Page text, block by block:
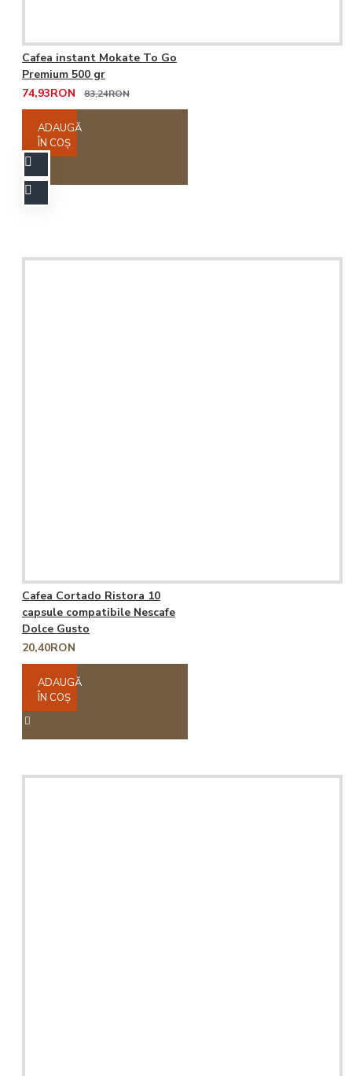
Cafea instant Mokate To Go
Premium 500 gr
74,93RON
83,24RON
ADAUGĂ
ÎN COŞ
Cafea Cortado Ristora 10
capsule compatibile Nescafe
Dolce Gusto
20,40RON
ADAUGĂ
ÎN COŞ